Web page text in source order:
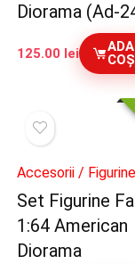
Diorama (Ad-
125.00 lei
COȘ
Accesorii /
Set Figurine
1:64 American
Diorama